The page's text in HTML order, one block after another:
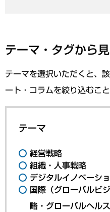
テーマ・タグから
テーマを選択いただくと、
ート・コラムを絞り込むこと
テーマ
経営戦略
組織・人事戦略
デジタルイノベーシ
国際（グローバルビ
略・グローバルヘルス